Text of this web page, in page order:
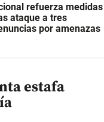
refuerza medidas
ataque a tres
por amenazas
estafa